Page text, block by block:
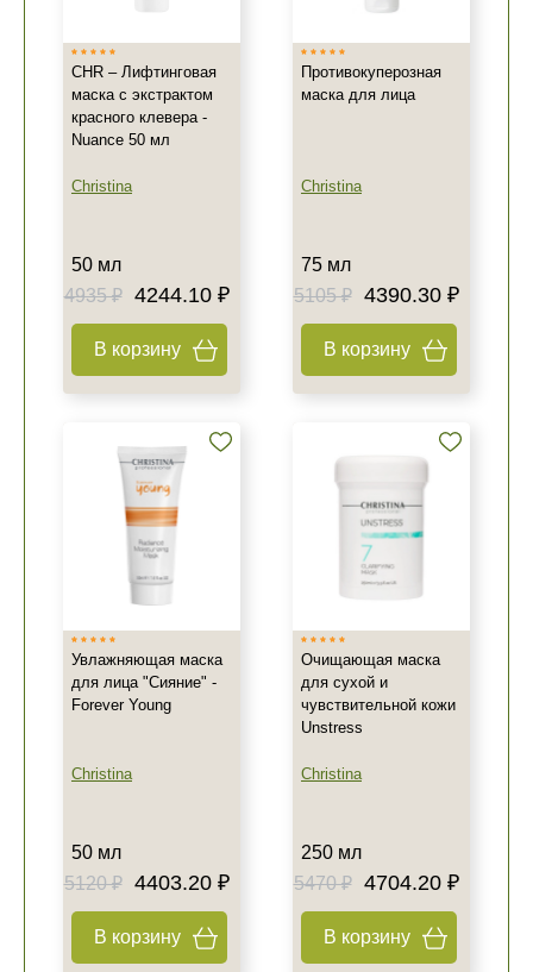
CHR – Лифтинговая
маска с экстрактом
красного клевера -
Nuance 50 мл
Christina
50 мл
4935 ₽
4244.10 ₽
В корзину
Противокуперозная
маска для лица
Christina
75 мл
5105 ₽
4390.30 ₽
В корзину
Увлажняющая маска
для лица "Сияние" -
Forever Young
Christina
50 мл
5120 ₽
4403.20 ₽
В корзину
Очищающая маска
для сухой и
чувствительной кожи
Unstress
Christina
250 мл
5470 ₽
4704.20 ₽
В корзину